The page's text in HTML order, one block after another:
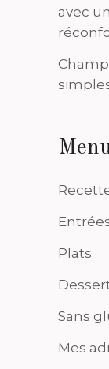
avec
Plats
Sans
Mes